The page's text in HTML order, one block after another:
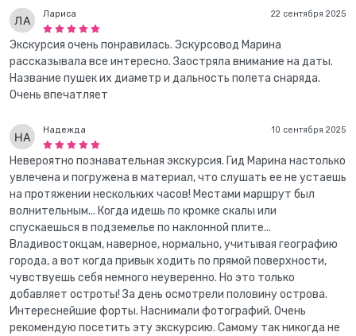
22 сентября 2025
Лариса
Экскурсия очень понравилась. Эскурсовод Марина
рассказывала все интересно. Заостряла внимание на даты.
Название пушек их диаметр и дальность полета снаряда.
Очень впечатляет
10 сентября 2025
Надежда
Невероятно познавательная экскурсия. Гид Марина настолько
увлечена и погружена в материал, что слушать ее не устаешь
на протяжении нескольких часов! Местами маршрут был
волнительным... Когда идешь по кромке скалы или
спускаешься в подземелье по наклонной плите...
Владивостокцам, наверное, нормально, учитывая географию
города, а вот когда привык ходить по прямой поверхности,
чувствуешь себя немного неуверенно. Но это только
добавляет остроты! За день осмотрели половину острова.
Интереснейшие форты. Наснимали фотографий. Очень
рекомендую посетить эту экскурсию. Самому так никогда не